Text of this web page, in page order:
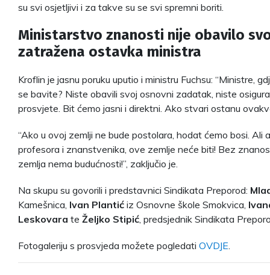
su svi osjetljivi i za takve su se svi spremni boriti.
Ministarstvo znanosti nije obavilo
zatražena ostavka ministra
Kroflin je jasnu poruku uputio i ministru Fuchsu: “Ministre,
se bavite? Niste obavili svoj osnovni zadatak, niste
prosvjete. Bit ćemo jasni i direktni. Ako stvari ostanu
“Ako u ovoj zemlji ne bude postolara, hodat ćemo bosi. Ali
profesora i znanstvenika, ove zemlje neće biti! Bez
zemlja nema budućnosti!”, zaključio je.
Na skupu su govorili i predstavnici Sindikata Preporod:
Kamešnica, Ivan Plantić iz Osnovne škole Smokvica,
Leskovara te Željko Stipić , predsjednik Sindikata
Fotogaleriju s prosvjeda možete pogledati OVDJE